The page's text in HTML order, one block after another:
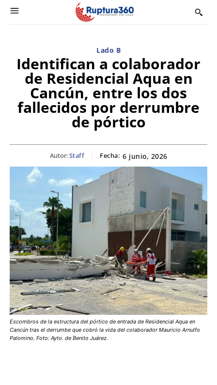
Lado B
Identifican a colaborador
de Residencial Aqua en
Cancún, entre los dos
fallecidos por derrumbre
de pórtico
Autor:Staff Fecha: 6 junio, 2026
Escombros de la estructura del pórtico de entrada de Residencial Aqua en
Cancún tras el derrumbe que cobró la vida del colaborador Mauricio Arnulfo
Palomino. Foto: Ayto. de Benito Juárez.